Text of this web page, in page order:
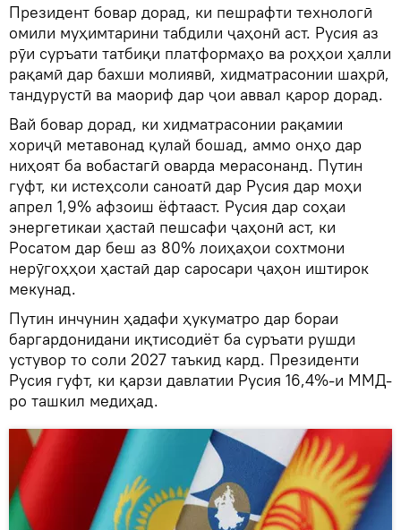
Президент бовар дорад, ки пешрафти технологӣ
омили муҳимтарини табдили ҷаҳонӣ аст. Русия аз
рӯи суръати татбиқи платформаҳо ва роҳҳои ҳалли
рақамӣ дар бахши молиявӣ, хидматрасонии шаҳрӣ,
тандурустӣ ва маориф дар ҷои аввал қарор дорад.
Вай бовар дорад, ки хидматрасонии рақамии
хориҷӣ метавонад қулай бошад, аммо онҳо дар
ниҳоят ба вобастагӣ оварда мерасонанд. Путин
гуфт, ки истеҳсоли саноатӣ дар Русия дар моҳи
апрел 1,9% афзоиш ёфтааст. Русия дар соҳаи
энергетикаи ҳастаӣ пешсафи ҷаҳонӣ аст, ки
Росатом дар беш аз 80% лоиҳаҳои сохтмони
нерӯгоҳҳои ҳастаӣ дар саросари ҷаҳон иштирок
мекунад.
Путин инчунин ҳадафи ҳукуматро дар бораи
баргардонидани иқтисодиёт ба суръати рушди
устувор то соли 2027 таъкид кард. Президенти
Русия гуфт, ки қарзи давлатии Русия 16,4%-и ММД-
ро ташкил медиҳад.